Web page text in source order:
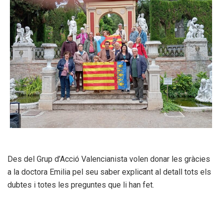
Des del Grup d’Acció Valencianista volen donar les gràcies
a la doctora Emilia pel seu saber explicant al detall tots els
dubtes i totes les preguntes que li han fet.